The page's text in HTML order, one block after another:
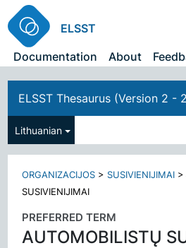
ELSST
Documentation
About
ELSST Thesaurus (Version 2 -
Lithuanian
ORGANIZACIJOS > SUSIVIENIJIMAI
SUSIVIENIJIMAI
PREFERRED TERM
AUTOMOBILISTŲ